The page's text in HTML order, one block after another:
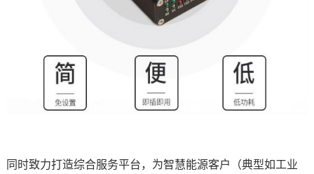
同时致力打造综合服务平台，为智慧能源客户（典型如工业